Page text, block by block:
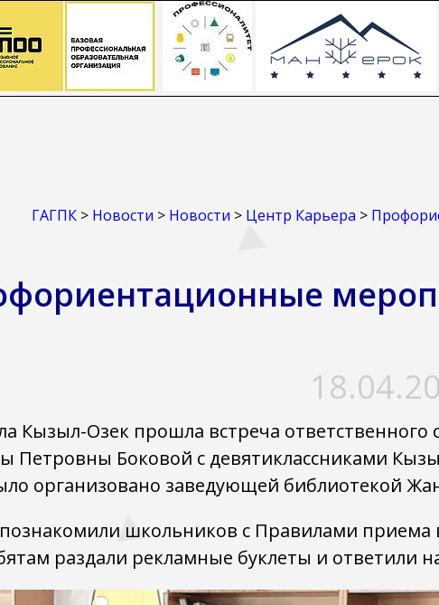
ГАГПК > Новости > Новости > Центр Карьера >
Кызыл-Озек прошла встреча
Петровны Боковой с девятиклассниками
организовано заведующей библиотекой
школьников с Правилами приема
раздали рекламные буклеты и ответили